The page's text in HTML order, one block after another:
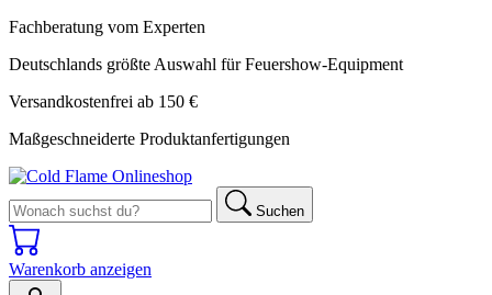
Fachberatung vom Experten
Deutschlands größte Auswahl für Feuershow-Equipment
Versandkostenfrei ab 150 €
Maßgeschneiderte Produktanfertigungen
Suchen
Warenkorb anzeigen